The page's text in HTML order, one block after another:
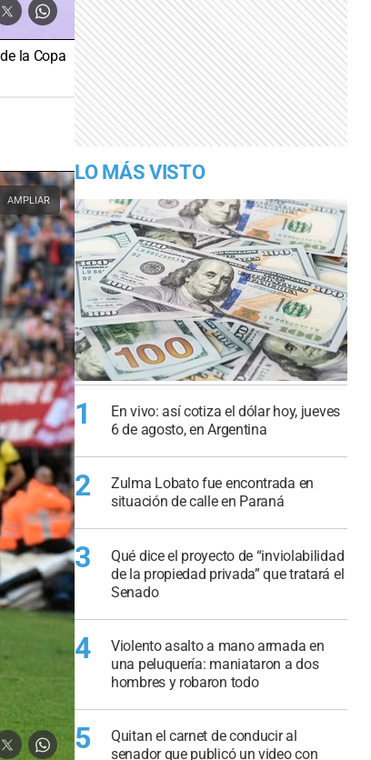
la Copa
AMPLIAR
LO MÁS VISTO
1
En vivo: así cotiza el dólar hoy, jueves
6 de agosto, en Argentina
2
Zulma Lobato fue encontrada en
situación de calle en Paraná
3
Qué dice el proyecto de “inviolabilidad
de la propiedad privada” que tratará el
Senado
4
Violento asalto a mano armada en
una peluquería: maniataron a dos
hombres y robaron todo
5
Quitan el carnet de conducir al
senador que publicó un video con